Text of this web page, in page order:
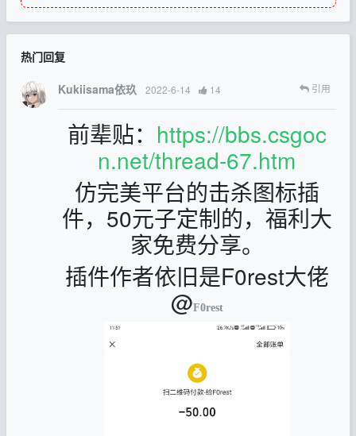
热门回复
Kukiisama依玖 2022-6-14 14 引用
前辈贴： https://bbs.csgoc
n.net/thread-67.htm
仿完美平台的击杀图标插
件，50元子定制的，福利大
家免费分享。
插件作者依旧是F0rest大佬
@F0rest